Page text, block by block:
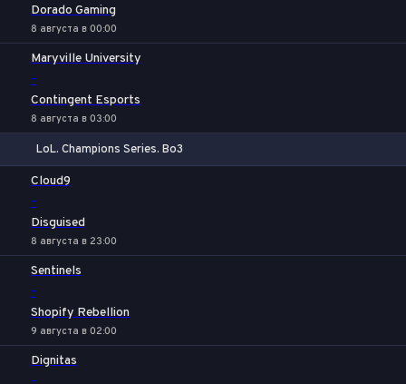
Dorado Gaming
8 августа в 00:00
Maryville University
-
Contingent Esports
8 августа в 03:00
LoL. Champions Series. Bo3
Cloud9
-
Disguised
8 августа в 23:00
Sentinels
-
Shopify Rebellion
9 августа в 02:00
Dignitas